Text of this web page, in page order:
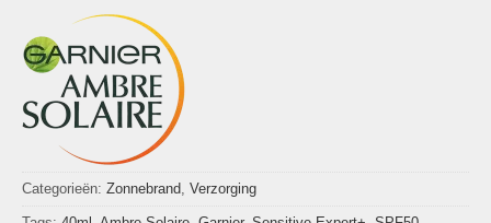
Categorieën: Zonnebrand Verzorging